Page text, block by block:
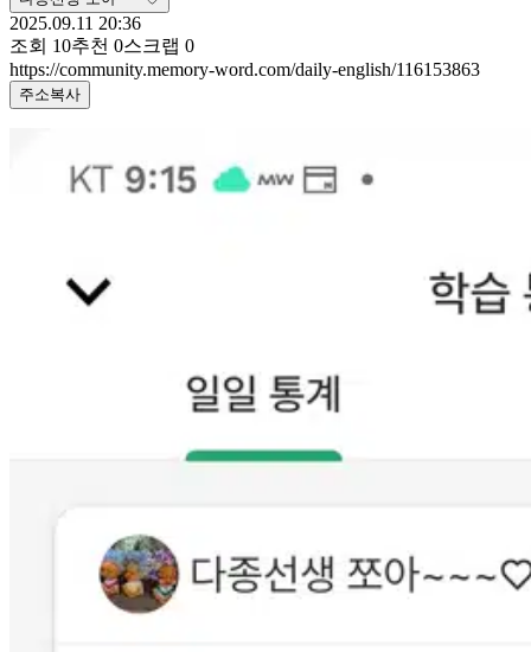
2025.09.11 20:36
조회 10추천 0스크랩 0
https://community.memory-word.com/daily-english/116153863
주소복사